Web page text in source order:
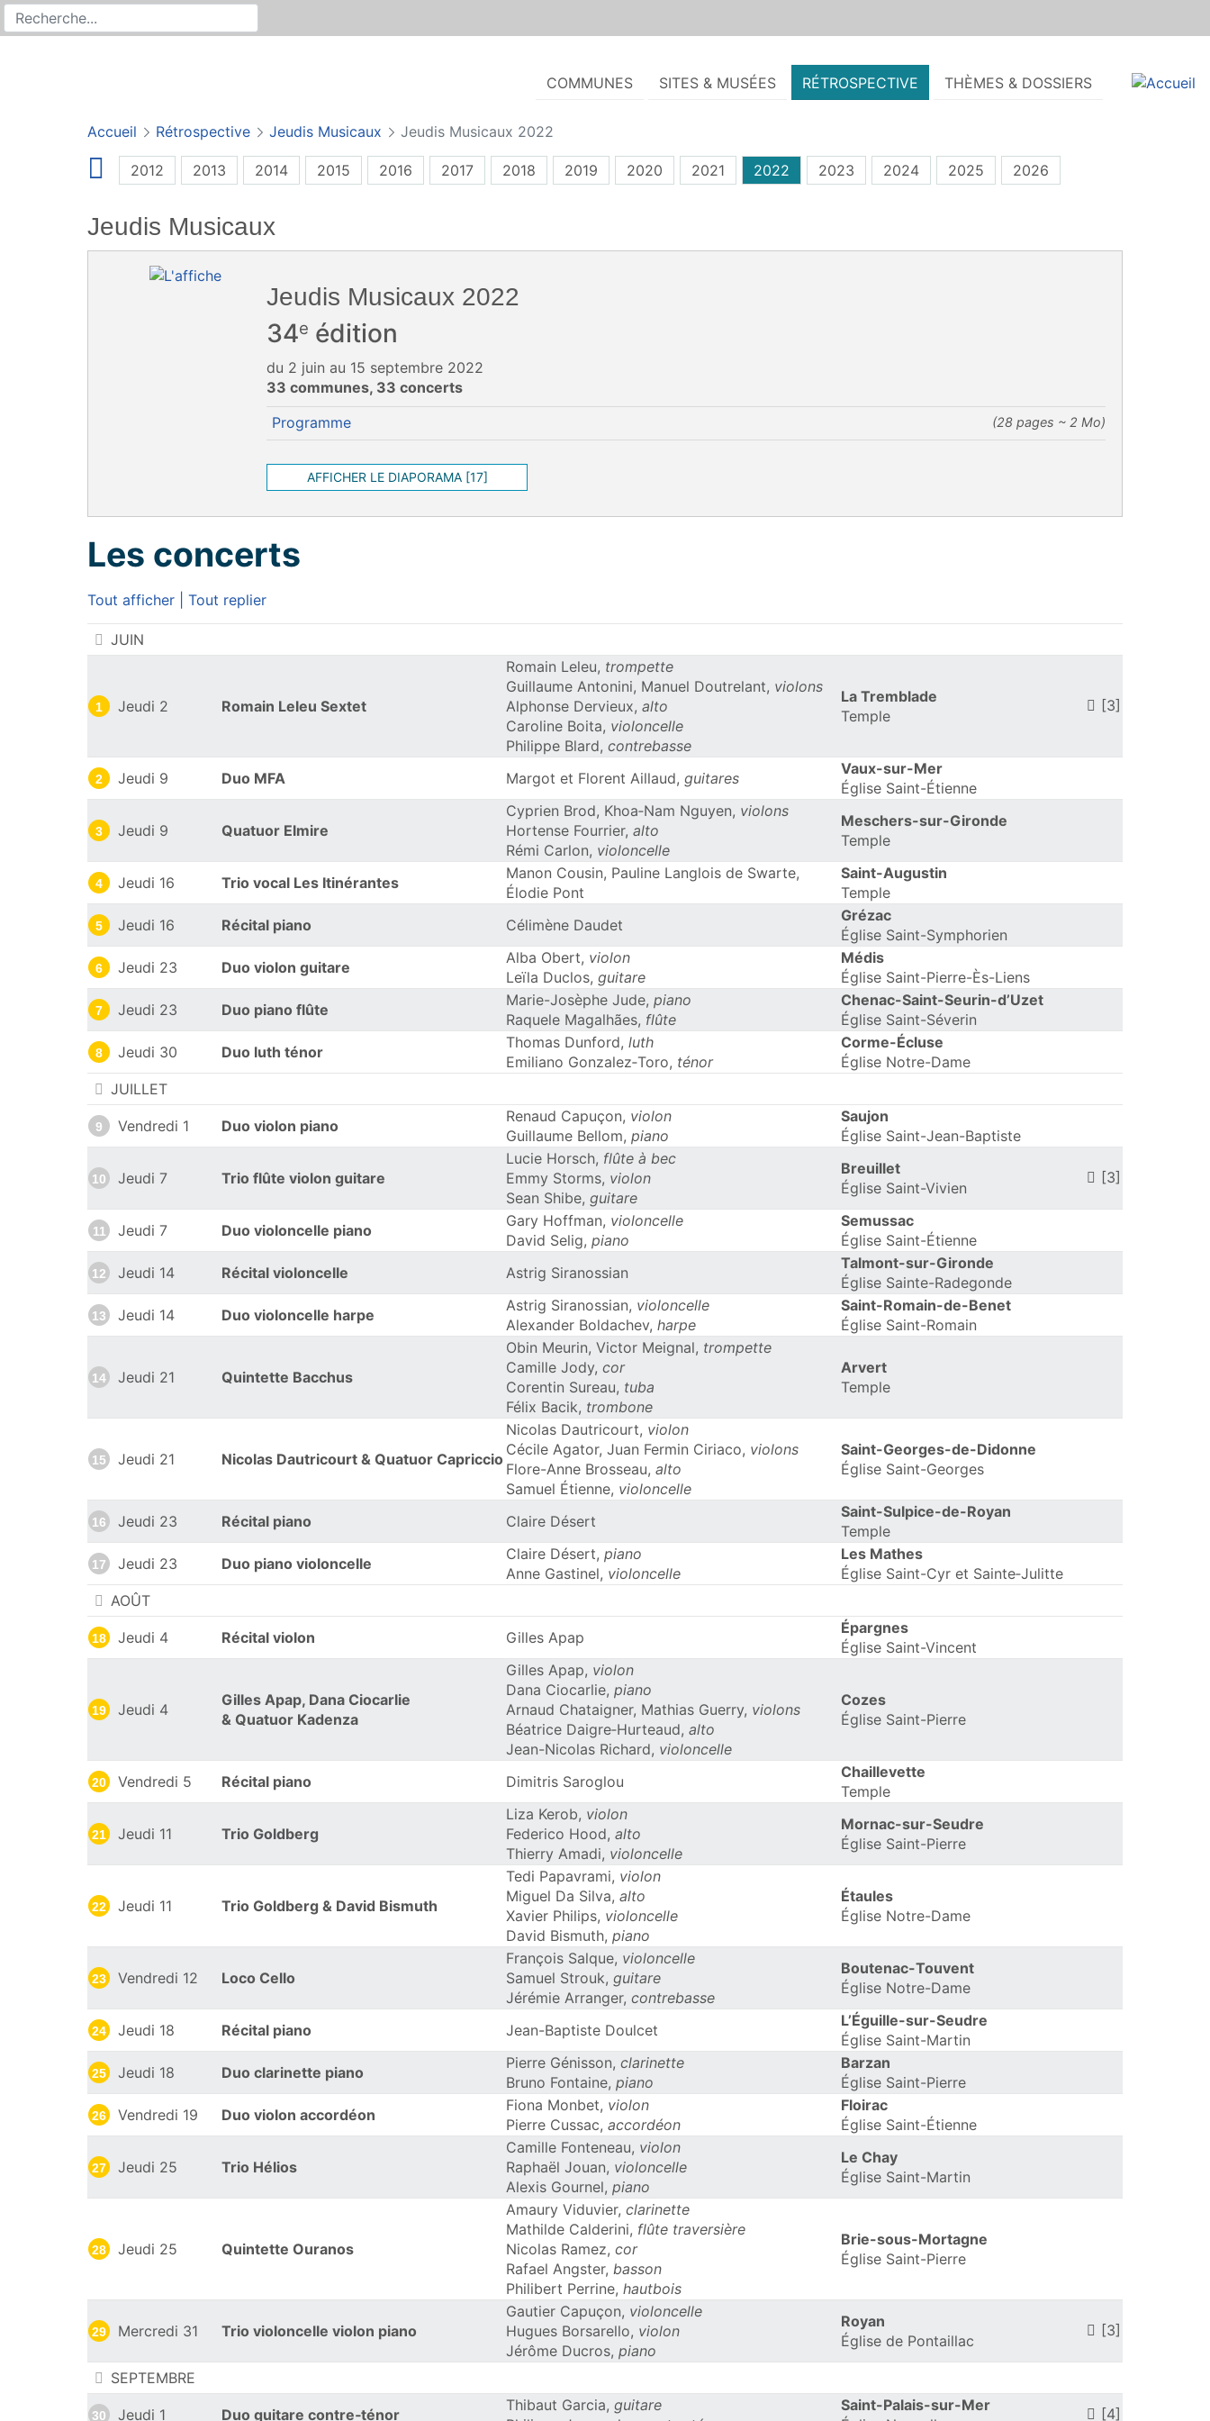
Recherche sur le site
Rechercher
COMMUNES SITES & MUSÉES RÉTROSPECTIVE THÈMES & DOSSIERS
Accueil Rétrospective Jeudis Musicaux Jeudis Musicaux 2022
2012 2013 2014 2015 2016 2017 2018 2019 2020 2021 2022 2023 2024 2025 2026
Jeudis Musicaux
Jeudis Musicaux 2022
34e édition
du 2 juin au 15 septembre 2022
33 communes, 33 concerts
(28 pages ~ 2 Mo)
Programme
AFFICHER LE DIAPORAMA [17]
Les concerts
Tout afficher
Tout replier
Les concerts
JUIN
1 Jeudi 2 Romain Leleu Sextet
Romain Leleu, trompette
Guillaume Antonini, Manuel Doutrelant, violons
Alphonse Dervieux, alto
Caroline Boita, violoncelle
Philippe Blard, contrebasse
La Tremblade
Temple
[3]
2 Jeudi 9 Duo MFA Margot et Florent Aillaud, guitares
Vaux-sur-Mer
Église Saint-Étienne
3 Jeudi 9 Quatuor Elmire
Cyprien Brod, Khoa‑Nam Nguyen, violons
Hortense Fourrier, alto
Rémi Carlon, violoncelle
Meschers-sur-Gironde
Temple
4 Jeudi 16 Trio vocal Les Itinérantes
Manon Cousin, Pauline Langlois de Swarte,
Élodie Pont
Saint-Augustin
Temple
5 Jeudi 16 Récital piano Célimène Daudet
Grézac
Église Saint-Symphorien
6 Jeudi 23 Duo violon guitare
Alba Obert, violon
Leïla Duclos, guitare
Médis
Église Saint-Pierre-Ès-Liens
7 Jeudi 23 Duo piano flûte
Marie-Josèphe Jude, piano
Raquele Magalhães, flûte
Chenac-Saint-Seurin-d’Uzet
Église Saint-Séverin
8 Jeudi 30 Duo luth ténor
Thomas Dunford, luth
Emiliano Gonzalez‑Toro, ténor
Corme-Écluse
Église Notre-Dame
JUILLET
9 Vendredi 1 Duo violon piano
Renaud Capuçon, violon
Guillaume Bellom, piano
Saujon
Église Saint-Jean-Baptiste
10 Jeudi 7 Trio flûte violon guitare
Lucie Horsch, flûte à bec
Emmy Storms, violon
Sean Shibe, guitare
Breuillet
Église Saint-Vivien
[3]
11 Jeudi 7 Duo violoncelle piano
Gary Hoffman, violoncelle
David Selig, piano
Semussac
Église Saint-Étienne
12 Jeudi 14 Récital violoncelle Astrig Siranossian
Talmont-sur-Gironde
Église Sainte-Radegonde
13 Jeudi 14 Duo violoncelle harpe
Astrig Siranossian, violoncelle
Alexander Boldachev, harpe
Saint-Romain-de-Benet
Église Saint-Romain
14 Jeudi 21 Quintette Bacchus
Obin Meurin, Victor Meignal, trompette
Camille Jody, cor
Corentin Sureau, tuba
Félix Bacik, trombone
Arvert
Temple
15 Jeudi 21 Nicolas Dautricourt & Quatuor Capriccio
Nicolas Dautricourt, violon
Cécile Agator, Juan Fermin Ciriaco, violons
Flore-Anne Brosseau, alto
Samuel Étienne, violoncelle
Saint-Georges-de-Didonne
Église Saint-Georges
16 Jeudi 23 Récital piano Claire Désert
Saint-Sulpice-de-Royan
Temple
17 Jeudi 23 Duo piano violoncelle
Claire Désert, piano
Anne Gastinel, violoncelle
Les Mathes
Église Saint-Cyr et Sainte‑Julitte
AOÛT
18 Jeudi 4 Récital violon Gilles Apap
Épargnes
Église Saint-Vincent
19 Jeudi 4
Gilles Apap, Dana Ciocarlie
& Quatuor Kadenza
Gilles Apap, violon
Dana Ciocarlie, piano
Arnaud Chataigner, Mathias Guerry, violons
Béatrice Daigre‑Hurteaud, alto
Jean-Nicolas Richard, violoncelle
Cozes
Église Saint-Pierre
20 Vendredi 5 Récital piano Dimitris Saroglou
Chaillevette
Temple
21 Jeudi 11 Trio Goldberg
Liza Kerob, violon
Federico Hood, alto
Thierry Amadi, violoncelle
Mornac-sur-Seudre
Église Saint-Pierre
22 Jeudi 11 Trio Goldberg & David Bismuth
Tedi Papavrami, violon
Miguel Da Silva, alto
Xavier Philips, violoncelle
David Bismuth, piano
Étaules
Église Notre-Dame
23 Vendredi 12 Loco Cello
François Salque, violoncelle
Samuel Strouk, guitare
Jérémie Arranger, contrebasse
Boutenac-Touvent
Église Notre-Dame
24 Jeudi 18 Récital piano Jean-Baptiste Doulcet
L’Éguille-sur-Seudre
Église Saint-Martin
25 Jeudi 18 Duo clarinette piano
Pierre Génisson, clarinette
Bruno Fontaine, piano
Barzan
Église Saint-Pierre
26 Vendredi 19 Duo violon accordéon
Fiona Monbet, violon
Pierre Cussac, accordéon
Floirac
Église Saint-Étienne
27 Jeudi 25 Trio Hélios
Camille Fonteneau, violon
Raphaël Jouan, violoncelle
Alexis Gournel, piano
Le Chay
Église Saint-Martin
28 Jeudi 25 Quintette Ouranos
Amaury Viduvier, clarinette
Mathilde Calderini, flûte traversière
Nicolas Ramez, cor
Rafael Angster, basson
Philibert Perrine, hautbois
Brie-sous-Mortagne
Église Saint-Pierre
29 Mercredi 31 Trio violoncelle violon piano
Gautier Capuçon, violoncelle
Hugues Borsarello, violon
Jérôme Ducros, piano
Royan
Église de Pontaillac
[3]
SEPTEMBRE
30 Jeudi 1 Duo guitare contre‑ténor
Thibaut Garcia, guitare
Saint-Palais-sur-Mer
[4]